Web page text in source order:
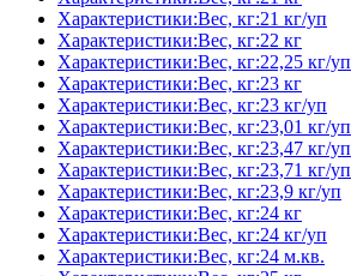
Характеристики:Вес, кг:21 кг/уп
Характеристики:Вес, кг:22 кг
Характеристики:Вес, кг:22,25 кг/уп
Характеристики:Вес, кг:23 кг
Характеристики:Вес, кг:23 кг/уп
Характеристики:Вес, кг:23,01 кг/уп
Характеристики:Вес, кг:23,47 кг/уп
Характеристики:Вес, кг:23,71 кг/уп
Характеристики:Вес, кг:23,9 кг/уп
Характеристики:Вес, кг:24 кг
Характеристики:Вес, кг:24 кг/уп
Характеристики:Вес, кг:24 м.кв.